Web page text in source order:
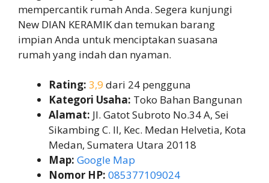
mempercantik rumah Anda. Segera kunjungi
New DIAN KERAMIK dan temukan barang
impian Anda untuk menciptakan suasana
rumah yang indah dan nyaman.
Rating: 3,9 dari 24 pengguna
Kategori Usaha: Toko Bahan Bangunan
Alamat: Jl. Gatot Subroto No.34 A, Sei
Sikambing C. II, Kec. Medan Helvetia, Kota
Medan, Sumatera Utara 20118
Map: Google Map
Nomor HP: 085377109024